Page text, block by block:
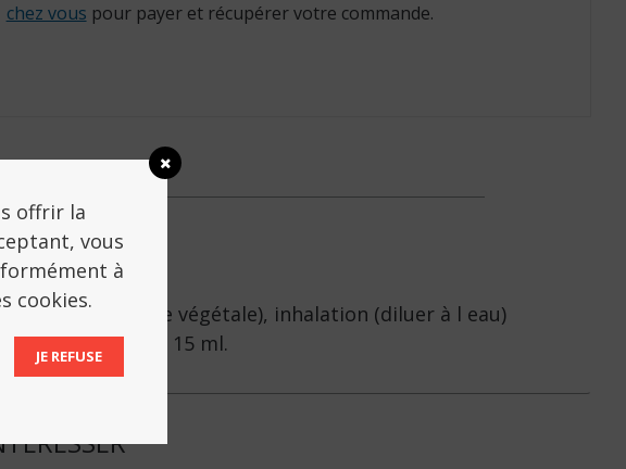
chez vous pour payer et récupérer votre commande.
avec une huile végétale), inhalation (diluer à l eau)
compte-gouttes 15 ml.
offrir la
vous
à
cookies.
JE REFUSE